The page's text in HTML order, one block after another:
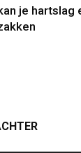
je hartslag